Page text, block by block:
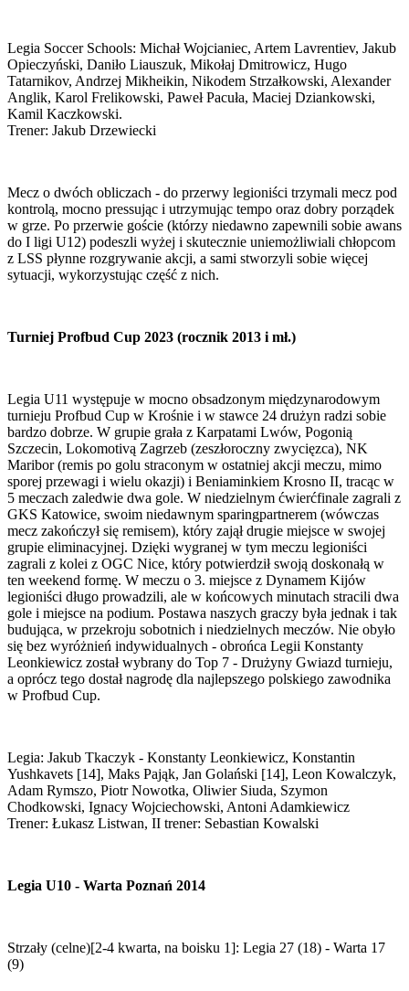
Legia Soccer Schools: Michał Wojcianiec, Artem Lavrentiev, Jakub
Opieczyński, Daniło Liauszuk, Mikołaj Dmitrowicz, Hugo
Tatarnikov, Andrzej Mikheikin, Nikodem Strzałkowski, Alexander
Anglik, Karol Frelikowski, Paweł Pacuła, Maciej Dziankowski,
Kamil Kaczkowski.
Trener: Jakub Drzewiecki
Mecz o dwóch obliczach - do przerwy legioniści trzymali mecz pod
kontrolą, mocno pressując i utrzymując tempo oraz dobry porządek
w grze. Po przerwie goście (którzy niedawno zapewnili sobie awans
do I ligi U12) podeszli wyżej i skutecznie uniemożliwiali chłopcom
z LSS płynne rozgrywanie akcji, a sami stworzyli sobie więcej
sytuacji, wykorzystując część z nich.
Turniej Profbud Cup 2023 (rocznik 2013 i mł.)
Legia U11 występuje w mocno obsadzonym międzynarodowym
turnieju Profbud Cup w Krośnie i w stawce 24 drużyn radzi sobie
bardzo dobrze. W grupie grała z Karpatami Lwów, Pogonią
Szczecin, Lokomotivą Zagrzeb (zeszłoroczny zwycięzca), NK
Maribor (remis po golu straconym w ostatniej akcji meczu, mimo
sporej przewagi i wielu okazji) i Beniaminkiem Krosno II, tracąc w
5 meczach zaledwie dwa gole. W niedzielnym ćwierćfinale zagrali z
GKS Katowice, swoim niedawnym sparingpartnerem (wówczas
mecz zakończył się remisem), który zajął drugie miejsce w swojej
grupie eliminacyjnej. Dzięki wygranej w tym meczu legioniści
zagrali z kolei z OGC Nice, który potwierdził swoją doskonałą w
ten weekend formę. W meczu o 3. miejsce z Dynamem Kijów
legioniści długo prowadzili, ale w końcowych minutach stracili dwa
gole i miejsce na podium. Postawa naszych graczy była jednak i tak
budująca, w przekroju sobotnich i niedzielnych meczów. Nie obyło
się bez wyróżnień indywidualnych - obrońca Legii Konstanty
Leonkiewicz został wybrany do Top 7 - Drużyny Gwiazd turnieju,
a oprócz tego dostał nagrodę dla najlepszego polskiego zawodnika
w Profbud Cup.
Legia: Jakub Tkaczyk - Konstanty Leonkiewicz, Konstantin
Yushkavets [14], Maks Pająk, Jan Golański [14], Leon Kowalczyk,
Adam Rymszo, Piotr Nowotka, Oliwier Siuda, Szymon
Chodkowski, Ignacy Wojciechowski, Antoni Adamkiewicz
Trener: Łukasz Listwan, II trener: Sebastian Kowalski
Legia U10 - Warta Poznań 2014
Strzały (celne)[2-4 kwarta, na boisku 1]: Legia 27 (18) - Warta 17
(9)